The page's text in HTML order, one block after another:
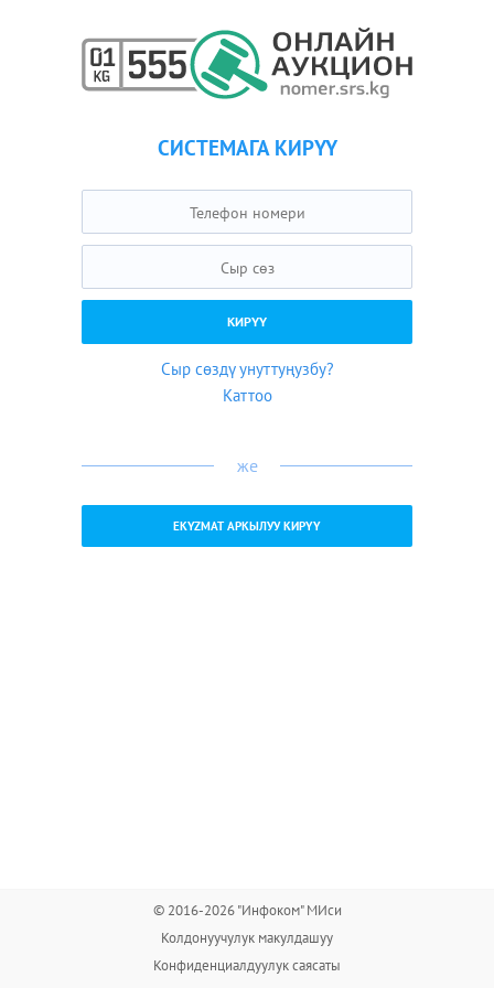
СИСТЕМАГА КИРҮҮ
Сыр сөздү унуттуңузбу?
Каттоо
же
EKYZMAT АРКЫЛУУ КИРҮҮ
© 2016-2026 "Инфоком" МИси
Колдонуучулук макулдашуу
Конфиденциалдуулук саясаты